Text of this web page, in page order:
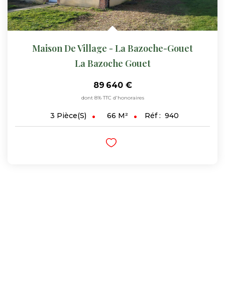
Maison De Village - La Bazoche-Gouet
La Bazoche Gouet
89 640 €
dont 8% TTC d'honoraires
3 Pièce(s) 66 M² Réf : 940